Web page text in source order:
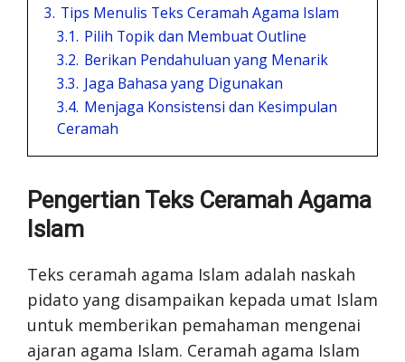
3. Tips Menulis Teks Ceramah Agama Islam
3.1. Pilih Topik dan Membuat Outline
3.2. Berikan Pendahuluan yang Menarik
3.3. Jaga Bahasa yang Digunakan
3.4. Menjaga Konsistensi dan Kesimpulan
Ceramah
Pengertian Teks Ceramah Agama
Islam
Teks ceramah agama Islam adalah naskah
pidato yang disampaikan kepada umat Islam
untuk memberikan pemahaman mengenai
ajaran agama Islam. Ceramah agama Islam